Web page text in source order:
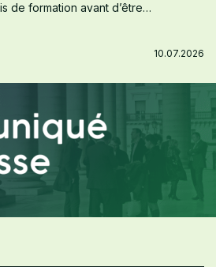
de formation avant d’être…
10.07.2026